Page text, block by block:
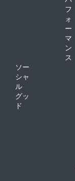
フ
ォ
ー
マ
ン
ス
ソー
シャ
ル
グッ
ド